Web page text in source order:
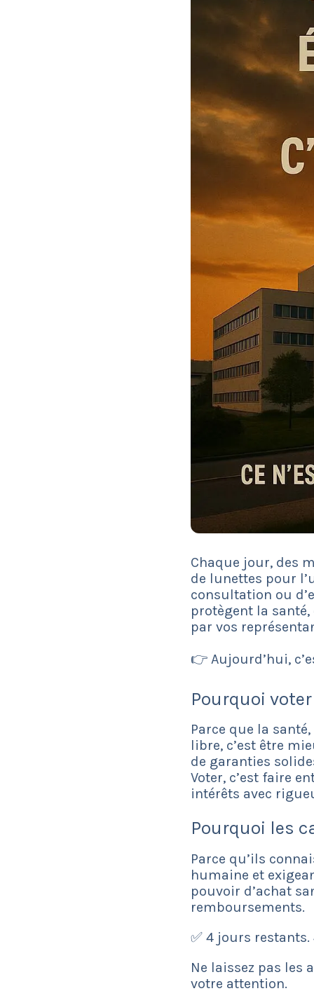
Chaque jour, des
de lunettes pour
consultation ou
protègent la santé,
par vos
👉 Aujourd’hui,
Pourquoi voter
Parce que la
libre, c’est être
de garanties
Voter, c’est faire
intérêts avec
Pourquoi les
Parce qu’ils
humaine et
pouvoir d’achat
remboursements.
✅ 4 jours
Ne laissez pas les
votre attention.